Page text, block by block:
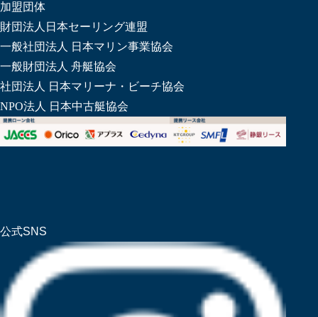
加盟団体
財団法人日本セーリング連盟
一般社団法人 日本マリン事業協会
一般財団法人 舟艇協会
社団法人 日本マリーナ・ビーチ協会
NPO法人 日本中古艇協会
公式SNS